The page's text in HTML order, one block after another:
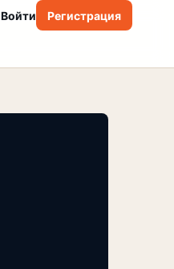
Войти Регистрация